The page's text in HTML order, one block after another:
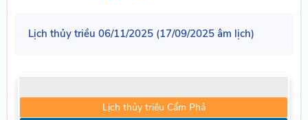
Lịch thủy triều 06/11/2025 (17/09/2025 âm lịch)
Lịch thủy triều Cẩm Phả